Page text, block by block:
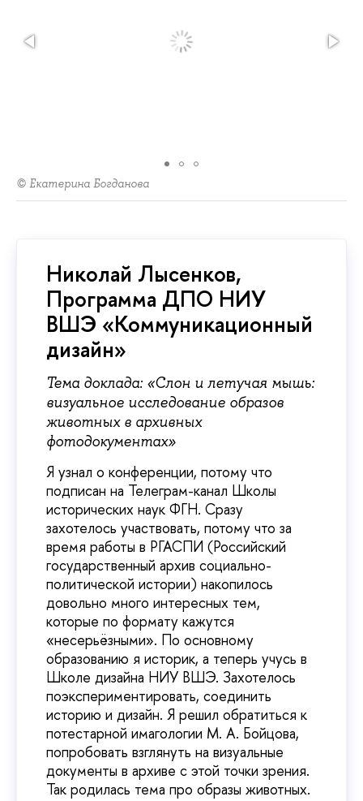
© Екатерина Богданова
Николай Лысенков,
Программа ДПО НИУ
ВШЭ «Коммуникационный
дизайн»
Тема доклада: «Слон и летучая мышь:
визуальное исследование образов
животных в архивных
фотодокументах»
Я узнал о конференции, потому что
подписан на Телеграм-канал Школы
исторических наук ФГН. Сразу
захотелось участвовать, потому что за
время работы в РГАСПИ (Российский
государственный архив социально-
политической истории) накопилось
довольно много интересных тем,
которые по формату кажутся
«несерьёзными». По основному
образованию я историк, а теперь учусь в
Школе дизайна НИУ ВШЭ. Захотелось
поэкспериментировать, соединить
историю и дизайн. Я решил обратиться к
потестарной имагологии М. А. Бойцова,
попробовать взглянуть на визуальные
документы в архиве с этой точки зрения.
Так родилась тема про образы животных.